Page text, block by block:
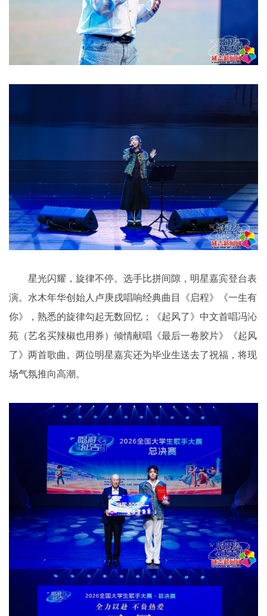
星光闪耀，旋律不停。选手比拼间隙，明星嘉宾登台表
演。水木年华创始人卢庚戌唱响经典曲目《启程》《一生有
你》，熟悉的旋律勾起无数回忆；《起风了》中文首唱冯沁
苑（艺名买辣椒也用券）倾情献唱《最后一卷胶片》《起风
了》两首歌曲。两位明星嘉宾还为毕业生送去了祝福，将现
场气氛推向高潮。